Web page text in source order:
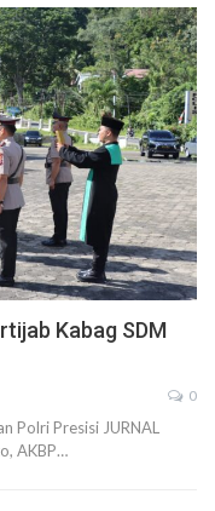
Kabag SDM
0
Polri Presisi JURNAL
AKBP…